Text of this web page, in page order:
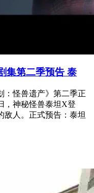
集第二季预告 泰
：怪兽遗产》第二季正
，神秘怪兽泰坦X登
敌人。正式预告：泰坦